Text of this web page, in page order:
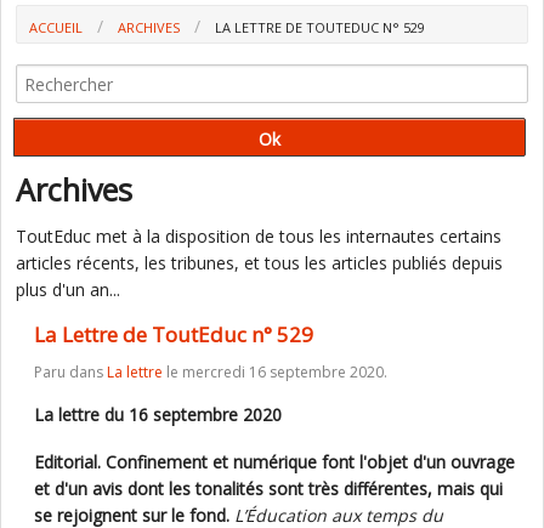
ACCUEIL ARCHIVES LA LETTRE DE TOUTEDUC N° 529
Archives
ToutEduc met à la disposition de tous les internautes certains
articles récents, les tribunes, et tous les articles publiés depuis
plus d'un an...
La Lettre de ToutEduc n° 529
Paru dansLa lettre le mercredi 16 septembre 2020.
La lettre du 16 septembre 2020
Editorial. Confinement et numérique font l'objet d'un ouvrage
et d'un avis dont les tonalités sont très différentes, mais qui
se rejoignent sur le fond. L’Éducation aux temps du